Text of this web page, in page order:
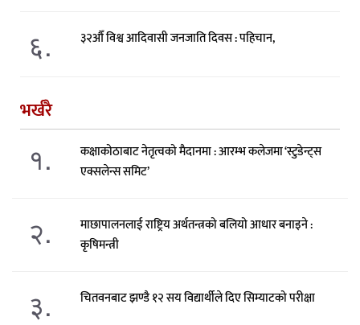
६. ३२औँ विश्व आदिवासी जनजाति दिवस : पहिचान,
भर्खरै
१.
कक्षाकोठाबाट नेतृत्वको मैदानमा : आरम्भ कलेजमा ‘स्टुडेन्ट्स
एक्सलेन्स समिट’
२.
माछापालनलाई राष्ट्रिय अर्थतन्त्रको बलियो आधार बनाइने :
कृषिमन्त्री
३. चितवनबाट झण्डै १२ सय विद्यार्थीले दिए सिम्याटको परीक्षा